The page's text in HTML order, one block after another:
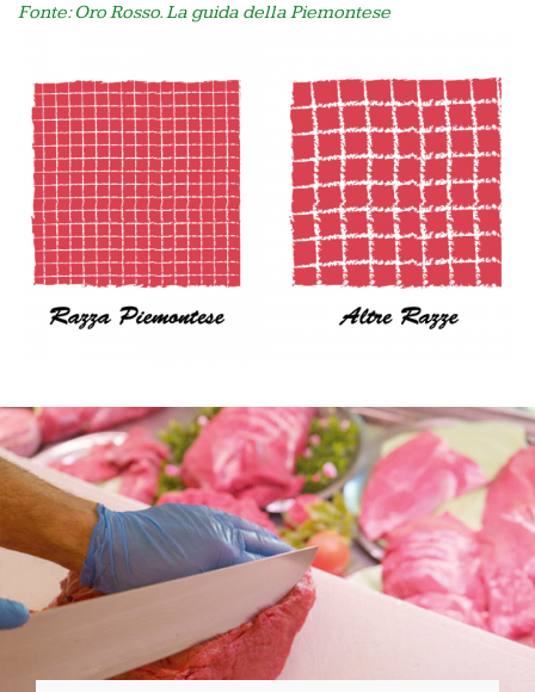
Fonte: Oro Rosso. La guida della Piemontese